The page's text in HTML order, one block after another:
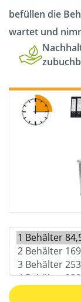
befüllen die
wartet und